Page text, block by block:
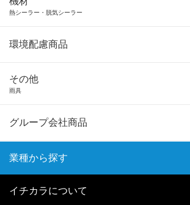
熱シーラー・脱気シーラー
環境配慮商品
その他
雨具
グループ会社商品
業種から探す
イチカラについて